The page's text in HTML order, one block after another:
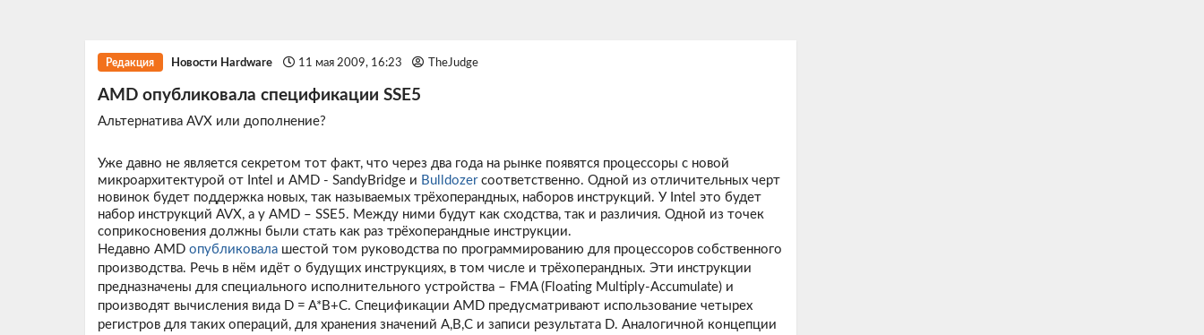
Редакция Новости Hardware 11 мая 2009, 16:23 TheJudge
AMD опубликовала спецификации SSE5
Альтернатива AVX или дополнение?
Уже давно не является секретом тот факт, что через два года на рынке появятся процессоры с новой
микроархитектурой от Intel и AMD - SandyBridge и Bulldozerсоответственно. Одной из отличительных черт
новинок будет поддержка новых, так называемых трёхоперандных, наборов инструкций. У Intel это будет
набор инструкций AVX, а у AMD – SSE5. Между ними будут как сходства, так и различия. Одной из точек
соприкосновения должны были стать как раз трёхоперандные инструкции.
Недавно AMD опубликовалашестой том руководства по программированию для процессоров собственного
производства. Речь в нём идёт о будущих инструкциях, в том числе и трёхоперандных. Эти инструкции
предназначены для специального исполнительного устройства – FMA (Floating Multiply-Accumulate) и
производят вычисления вида D = A*B+C. Спецификации AMD предусматривают использование четырех
регистров для таких операций, для хранения значений A,B,C и записи результата D. Аналогичной концепции